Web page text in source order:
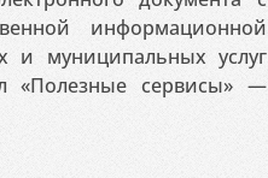
информационной
и муниципальных услуг
«Полезные сервисы» —